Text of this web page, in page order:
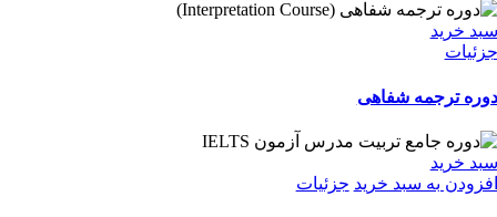
سبد خرید
جزئیات
دوره ترجمه شفاهی
سبد خرید
افزودن به سبد خرید جزئیات